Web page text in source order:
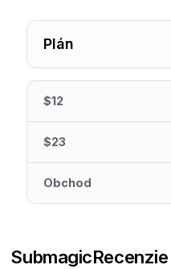
Plán
$12
$23
Obchod
SubmagicRecenzie